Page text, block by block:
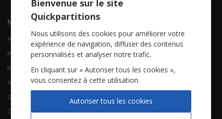
Navigation
Piano Chant
Piano Solo
Instruments solistes
Accordéon
Guitare
Chorales
Contactez-nous
Qui sommes-nous
FAQ
À propos
CGV
Bienvenue sur le site
Quickpartitions
Nous utilisons des cookies pour améliorer votre
expérience de navigation, diffuser des contenus
personnalisés et analyser notre trafic.
En cliquant sur « Autoriser tous les cookies »,
vous consentez à cette utilisation.
Autoriser tous les cookies